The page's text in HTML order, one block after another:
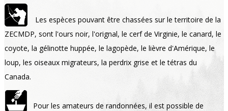
​Les espèces pouvant être chassées sur le territoire de la
ZECMDP, sont l'ours noir, l'orignal, le cerf de Virginie, le canard, le
coyote, la gélinotte huppée, le lagopède, le lièvre d'Amérique, le
loup, les oiseaux migrateurs, la perdrix grise et le tétras du
Canada.
​Pour les amateurs de randonnées, il est possible de